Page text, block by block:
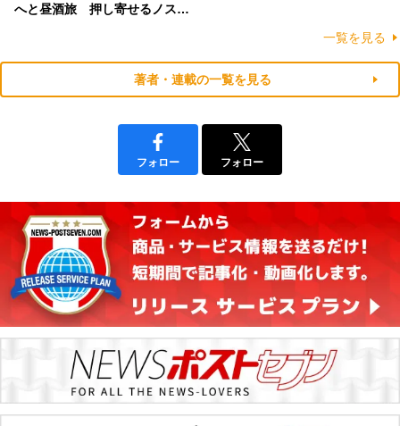
へと昼酒旅 押し寄せるノス…
一覧を見る
著者・連載の一覧を見る
フォロー フォロー